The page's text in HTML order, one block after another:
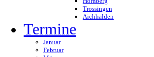
Trossingen
Aichhalden
Termine
Januar
Februar